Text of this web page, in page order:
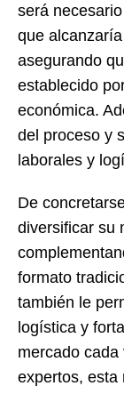
será
que
asegurando
establecido
económica.
del proceso y
laborales y
De
diversificar su
formato
también le
logística y
mercado
expertos, esta